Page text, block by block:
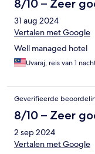
8/10 – Zeer
31 aug 2024
Vertalen met Google
Well managed hotel
Uvaraj, reis van 1
Geverifieerde
8/10 – Zeer
2 sep 2024
Vertalen met Google